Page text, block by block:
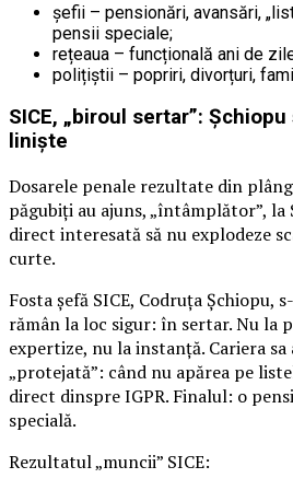
șefii – pensionări, avansări,
pensii speciale;
rețeaua – funcțională ani de
polițiștii – popriri, divorțuri,
SICE, „biroul sertar”:
liniște
Dosarele penale rezultate din
păgubiți au ajuns, „întâmplător”, la
direct interesată să nu explodeze
curte.
Fosta șefă SICE, Codruța Șchiopu,
rămân la loc sigur: în sertar. Nu la
expertize, nu la instanță. Cariera
„protejată”: când nu apărea pe
direct dinspre IGPR. Finalul: o
specială.
Rezultatul „muncii” SICE: